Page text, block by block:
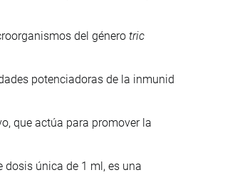
del género tric
potenciadoras de la inmunid
que actúa para promover la
única de 1 ml, es una